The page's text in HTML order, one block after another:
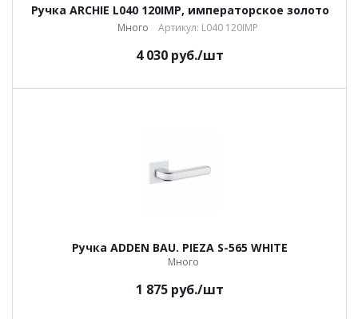
Ручка ARCHIE L040 120IMP, императорское золото
Много Артикул: L040 120IMP
4 030 руб./шт
Ручка ADDEN BAU. PIEZA S-565 WHITE
Много
1 875 руб./шт